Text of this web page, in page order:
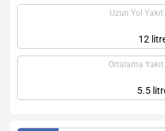
Uzun Yol
12
Ortalama
5.5